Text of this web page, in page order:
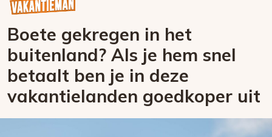
Boete gekregen in het
buitenland? Als je hem snel
betaalt ben je in deze
vakantielanden goedkoper uit